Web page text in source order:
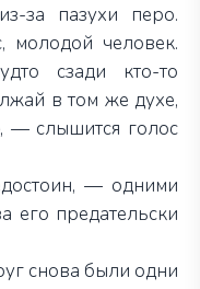
за пазухи перо.
человек.
сзади кто-то
в том же духе,
— слышится голос
— одними
его предательски
снова были одни